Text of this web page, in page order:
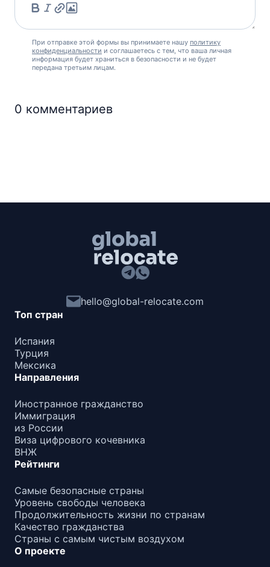
При отправке этой формы вы принимаете нашу политику
конфиденциальности и соглашаетесь с тем, что ваша личная
информация будет храниться в безопасности и не будет
передана третьим лицам.
0 комментариев
hello@global-relocate.com
Топ стран
Испания
Турция
Мексика
Направления
Иностранное гражданство
Иммиграция
из России
Виза цифрового кочевника
ВНЖ
Рейтинги
Самые безопасные страны
Уровень свободы человека
Продолжительность жизни по странам
Качество гражданства
Страны с самым чистым воздухом
О проекте